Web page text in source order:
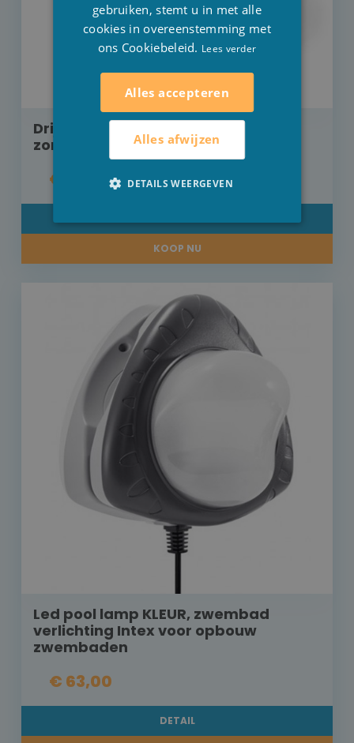
Drijvende zwembadlamp Intex op
zonne-energie
€ 23,00
KOOP NU
Led pool lamp KLEUR, zwembad
verlichting Intex voor opbouw
zwembaden
€ 63,00
DETAIL
gebruiken, stemt u in met alle
cookies in overeenstemming met
ons Cookiebeleid. Lees verder
Alles accepteren
Alles afwijzen
DETAILS WEERGEVEN